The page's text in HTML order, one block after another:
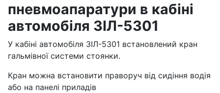
пневмоапаратури в кабіні
автомобіля ЗІЛ-5301
У кабіні автомобіля ЗІЛ-5301 встановлений кран
гальмівної системи стоянки.
Кран можна встановити праворуч від сидіння водія
або на панелі приладів